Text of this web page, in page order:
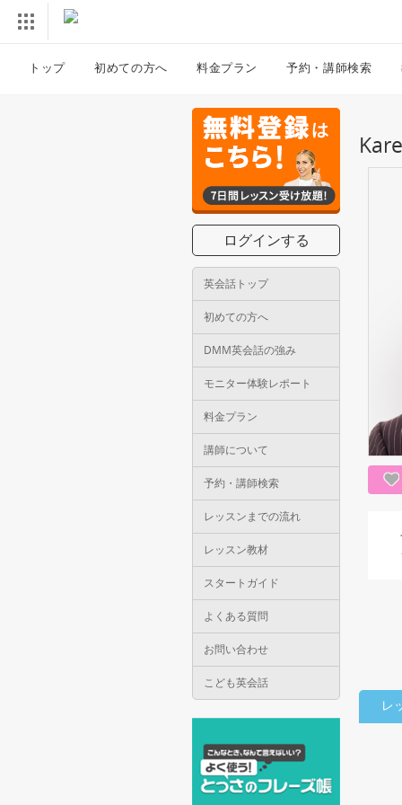
トップ 初めての方へ 料金プラン 予約・講師検索
ログインする
英会話トップ
初めての方へ
DMM英会話の強み
モニター体験レポート
料金プラン
講師について
予約・講師検索
レッスンまでの流れ
レッスン教材
スタートガイド
よくある質問
お問い合わせ
こども英会話
レ